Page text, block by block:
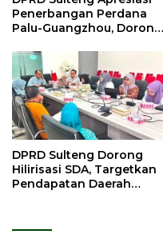
Penerbangan Perdana
Palu-Guangzhou, Dorong
DPRD Sulteng Dorong
Hilirisasi SDA, Targetkan
Pendapatan Daerah